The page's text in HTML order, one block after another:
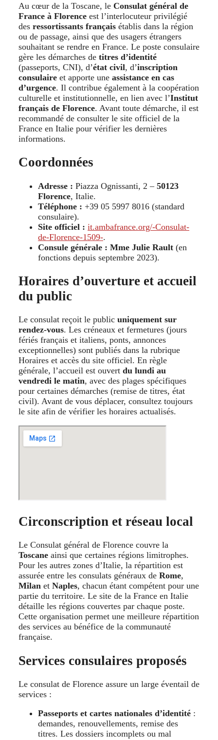
Au cœur de la Toscane, le Consulat général de
France à Florence est l’interlocuteur privilégié
des ressortissants français établis dans la région
ou de passage, ainsi que des usagers étrangers
souhaitant se rendre en France. Le poste consulaire
gère les démarches de titres d’identité
(passeports, CNI), d’état civil, d’inscription
consulaire et apporte une assistance en cas
d’urgence. Il contribue également à la coopération
culturelle et institutionnelle, en lien avec l’Institut
français de Florence. Avant toute démarche, il est
recommandé de consulter le site officiel de la
France en Italie pour vérifier les dernières
informations.
Coordonnées
Adresse : Piazza Ognissanti, 2 – 50123
Florence, Italie.
Téléphone : +39 05 5997 8016 (standard
consulaire).
Site officiel : it.ambafrance.org/-Consulat-
de-Florence-1509-.
Consule générale : Mme Julie Rault (en
fonctions depuis septembre 2023).
Horaires d’ouverture et accueil
du public
Le consulat reçoit le public uniquement sur
rendez-vous. Les créneaux et fermetures (jours
fériés français et italiens, ponts, annonces
exceptionnelles) sont publiés dans la rubrique
Horaires et accès du site officiel. En règle
générale, l’accueil est ouvert du lundi au
vendredi le matin, avec des plages spécifiques
pour certaines démarches (remise de titres, état
civil). Avant de vous déplacer, consultez toujours
le site afin de vérifier les horaires actualisés.
Circonscription et réseau local
Le Consulat général de Florence couvre la
Toscane ainsi que certaines régions limitrophes.
Pour les autres zones d’Italie, la répartition est
assurée entre les consulats généraux de Rome,
Milan et Naples, chacun étant compétent pour une
partie du territoire. Le site de la France en Italie
détaille les régions couvertes par chaque poste.
Cette organisation permet une meilleure répartition
des services au bénéfice de la communauté
française.
Services consulaires proposés
Le consulat de Florence assure un large éventail de
services :
Passeports et cartes nationales d’identité :
demandes, renouvellements, remise des
titres. Les dossiers incomplets ou mal